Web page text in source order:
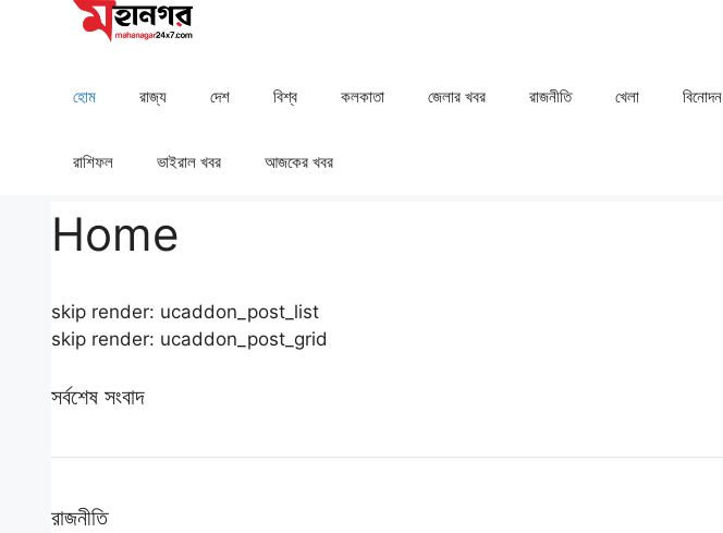
হোম রাজ্য দেশ ⁠বিশ্ব কলকাতা ⁠⁠জেলার খবর রাজনীতি খেলা ⁠বিনোদন
রাশিফল ⁠⁠ভাইরাল খবর আজকের খবর
Home
skip render: ucaddon_post_list
skip render: ucaddon_post_grid
সর্বশেষ সংবাদ
রাজনীতি